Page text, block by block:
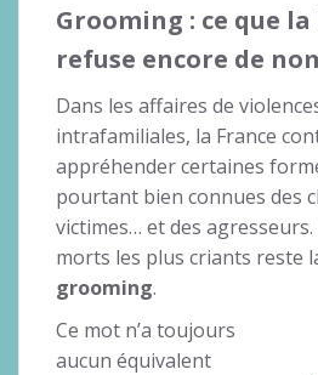
Grooming : ce que
refuse encore de
Dans les affaires de
intrafamiliales, la France
appréhender certaines
pourtant bien connues des
victimes… et des agresseurs.
morts les plus criants reste
grooming.
Ce mot n’a toujours
aucun équivalent